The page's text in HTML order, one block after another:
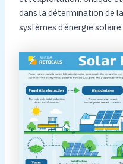
dans la détermination de
systèmes d’énergie solaire.